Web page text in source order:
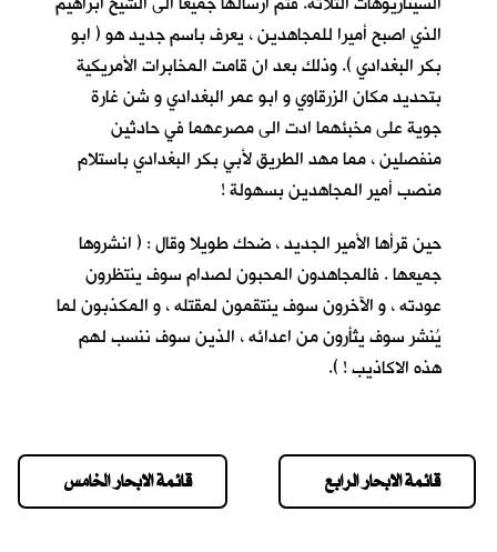
الذي اصبح أميرا للمجاهدين ، يعرف باسم جديد هو ( ابو
بكر البغدادي ). وذلك بعد ان قامت المخابرات الأمريكية
بتحديد مكان الزرقاوي و ابو عمر البغدادي و شن غارة
جوية على مخبئهما ادت الى مصرعهما في حادثين
منفصلين ، مما مهد الطريق لأبي بكر البغدادي باستلام
منصب أمير المجاهدين بسهولة !
حين قرأها الأمير الجديد ، ضحك طويلا وقال : ( انشروها
جميعها . فالمجاهدون المحبون لصدام سوف ينتظرون
عودته ، و الآخرون سوف ينتقمون لمقتله ، و المكذبون لما
يُنشر سوف يثأرون من اعدائه ، الذين سوف ننسب لهم
هذه الاكاذيب ! ).
قائمة الابحار الخامس قائمة الابحار الرابع